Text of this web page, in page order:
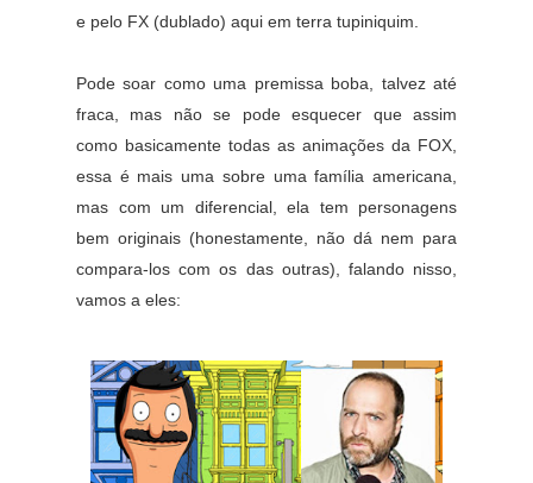
e pelo FX (dublado) aqui em terra tupiniquim.
Pode soar como uma premissa boba, talvez até
fraca, mas não se pode esquecer que assim
como basicamente todas as animações da FOX,
essa é mais uma sobre uma família americana,
mas com um diferencial, ela tem personagens
bem originais (honestamente, não dá nem para
compara-los com os das outras), falando nisso,
vamos a eles: